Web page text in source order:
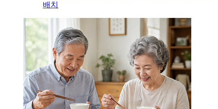
배치